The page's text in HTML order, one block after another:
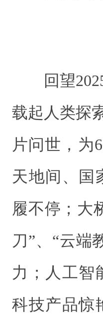
回望
载起人类探
片问世，为
天地间、国
履不停；大
刀”、“云端
力；人工智
科技产品惊